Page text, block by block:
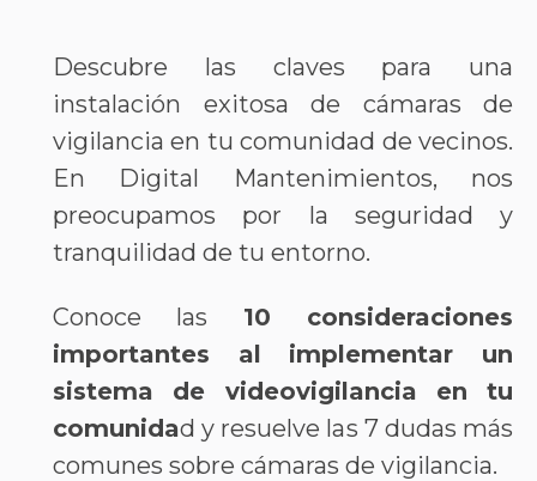
Descubre las claves para una
instalación exitosa de cámaras de
vigilancia en tu comunidad de vecinos.
En Digital Mantenimientos, nos
preocupamos por la seguridad y
tranquilidad de tu entorno.
Conoce las 10 consideraciones
importantes al implementar un
sistema de videovigilancia en tu
comunidad y resuelve las 7 dudas más
comunes sobre cámaras de vigilancia.